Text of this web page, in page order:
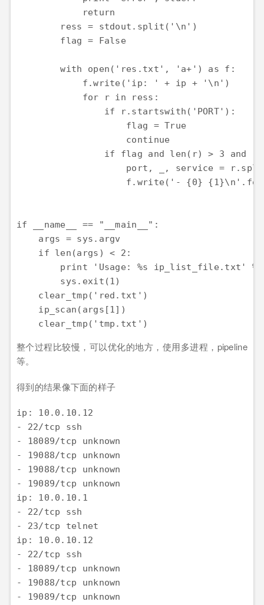
            return
        ress = stdout.split('\n')
        flag = False
        with open('res.txt', 'a+') as f:
            f.write('ip: ' + ip + '\n')
            for r in ress:
                if r.startswith('PORT'):
                    flag = True
                    continue
if flag and len(r) > 3 and
port, _, service =
f.write('- {0}
if __name__ == "__main__":
    args = sys.argv
    if len(args) < 2:
print 'Usage: %s ip_list_file.txt' %
        sys.exit(1)
    clear_tmp('red.txt')
    ip_scan(args[1])
    clear_tmp('tmp.txt')
整个过程比较慢，可以优化的地方，使用多进程，pipeline
等。
得到的结果像下面的样子
ip: 10.0.10.12
- 22/tcp ssh
- 18089/tcp unknown
- 19088/tcp unknown
- 19088/tcp unknown
- 19089/tcp unknown
ip: 10.0.10.1
- 22/tcp ssh
- 23/tcp telnet
ip: 10.0.10.12
- 22/tcp ssh
- 18089/tcp unknown
- 19088/tcp unknown
- 19089/tcp unknown